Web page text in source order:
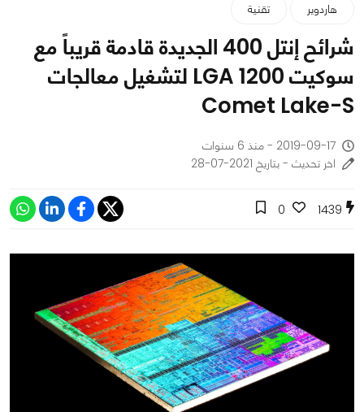
هاردوير تقنية
شرائح إنتل 400 الجديدة قادمة قريباً مع
سوكيت LGA 1200 لتشغيل معالجات
Comet Lake-S
2019-09-17 - منذ 6 سنوات
اخر تحديث - بتاريخ 2021-07-28
1439
0